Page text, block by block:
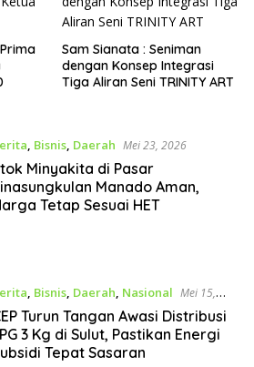
Sam Sianata : Seniman
dengan Konsep Integrasi
Tiga Aliran Seni TRINITY ART
, Bisnis, Daerah Mei 23, 2026
Minyakita di Pasar
Manado Aman,
Tetap Sesuai HET
, Bisnis, Daerah, Nasional Mei 15,
Turun Tangan Awasi Distribusi
3 Kg di Sulut, Pastikan Energi
Tepat Sasaran